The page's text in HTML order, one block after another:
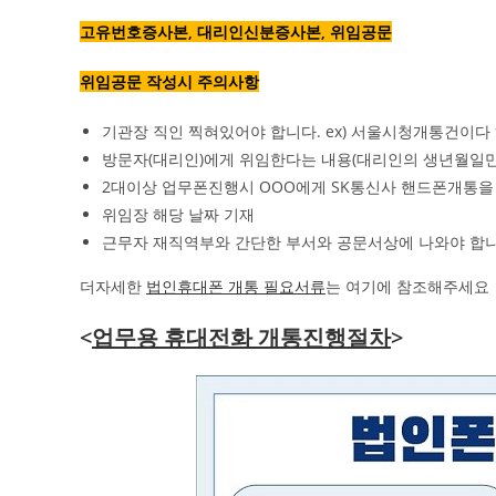
고유번호증사본, 대리인신분증사본, 위임공문
위임공문 작성시 주의사항
기관장 직인 찍혀있어야 합니다. ex) 서울시청개통건이
방문자(대리인)에게 위임한다는 내용(대리인의 생년월일
2대이상 업무폰진행시 OOO에게 SK통신사 핸드폰개통
위임장 해당 날짜 기재
근무자 재직역부와 간단한 부서와 공문서상에 나와야 합
더자세한 법인휴대폰 개통 필요서류는 여기에 참조해주세요
<업무용 휴대전화 개통진행절차>